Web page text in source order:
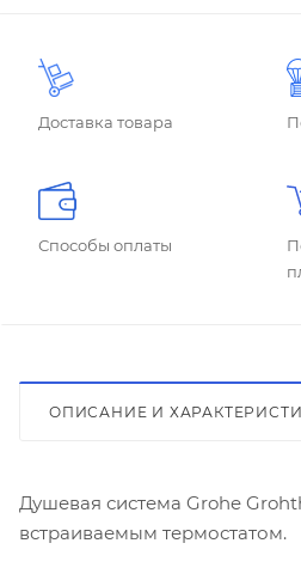
Доставка товара
Способы оплаты
ОПИСАНИЕ И
Душевая система Grohe
встраиваемым термостатом.